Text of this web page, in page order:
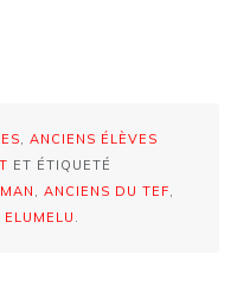
ANCIENS ÉLÈVES
ET ÉTIQUETÉ
ANCIENS DU TEF